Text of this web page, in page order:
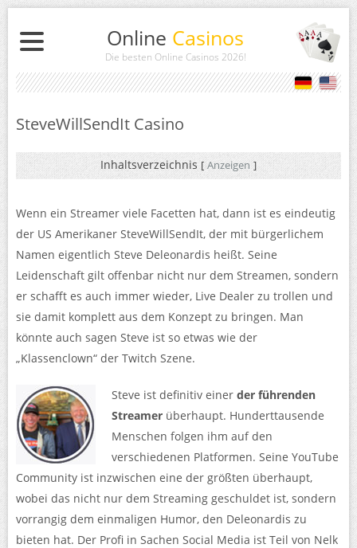
Online Casinos
Die besten Online Casinos 2026!
SteveWillSendIt Casino
Inhaltsverzeichnis [ Anzeigen ]
Wenn ein Streamer viele Facetten hat, dann ist es eindeutig
der US Amerikaner SteveWillSendIt, der mit bürgerlichem
Namen eigentlich Steve Deleonardis heißt. Seine
Leidenschaft gilt offenbar nicht nur dem Streamen, sondern
er schafft es auch immer wieder, Live Dealer zu trollen und
sie damit komplett aus dem Konzept zu bringen. Man
könnte auch sagen Steve ist so etwas wie der
„Klassenclown“ der Twitch Szene.
Steve ist definitiv einer der führenden
Streamer überhaupt. Hunderttausende
Menschen folgen ihm auf den
verschiedenen Platformen. Seine YouTube
Community ist inzwischen eine der größten überhaupt,
wobei das nicht nur dem Streaming geschuldet ist, sondern
vorrangig dem einmaligen Humor, den Deleonardis zu
bieten hat. Der Profi in Sachen Social Media ist Teil von Nelk